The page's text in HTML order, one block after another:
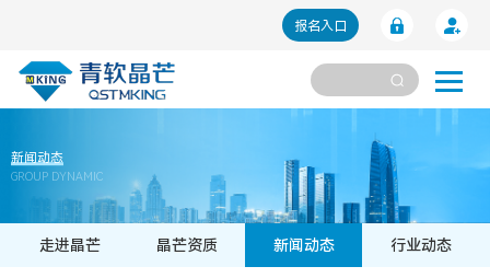
报名入口
新闻动态
GROUP DYNAMIC
走进晶芒 晶芒资质 新闻动态 行业动态